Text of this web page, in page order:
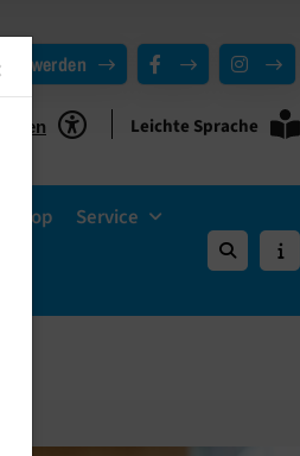
werden
Leichte Sprache
Shop Service
Close